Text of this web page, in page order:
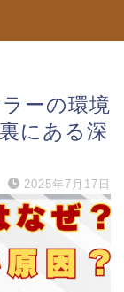
ーの環境
にある深
2025年7月17日